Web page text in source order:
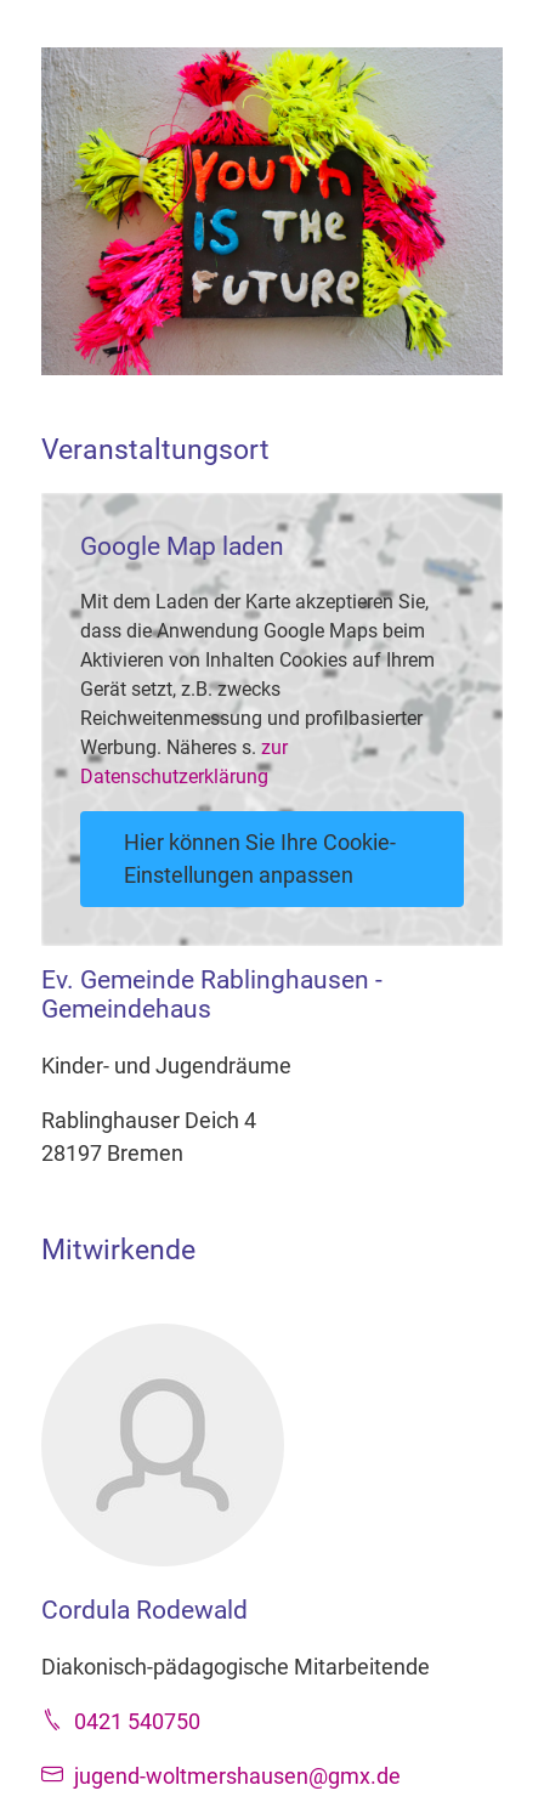
Veranstaltungsort
Google Map laden
Mit dem Laden der Karte akzeptieren Sie,
dass die Anwendung Google Maps beim
Aktivieren von Inhalten Cookies auf Ihrem
Gerät setzt, z.B. zwecks
Reichweitenmessung und profilbasierter
Werbung. Näheres s. zur
Datenschutzerklärung
Hier können Sie Ihre Cookie-
Einstellungen anpassen
Ev. Gemeinde Rablinghausen -
Gemeindehaus
Kinder- und Jugendräume
Rablinghauser Deich 4
28197 Bremen
Mitwirkende
Cordula Rodewald
Diakonisch-pädagogische Mitarbeitende
0421 540750
jugend-woltmershausen@gmx.de